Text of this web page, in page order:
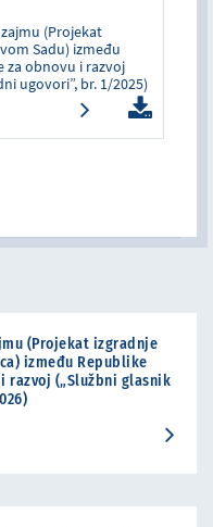
(Projekat
Sadu) između
za obnovu i razvoj
ugovori”, br. 1/2025)
(Projekat izgradnje
između Republike
razvoj („Službni glasnik